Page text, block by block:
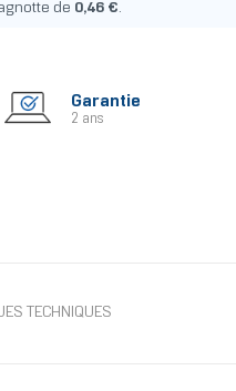
de 0,46 €.
Garantie
2 ans
TECHNIQUES